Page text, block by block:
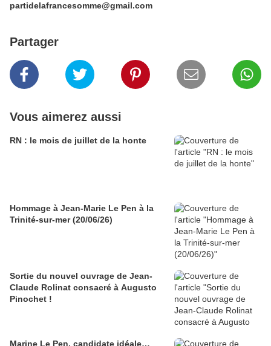
partidelafrancesomme@gmail.com
Partager
Vous aimerez aussi
RN : le mois de juillet de la honte
Hommage à Jean-Marie Le Pen à la
Trinité-sur-mer (20/06/26)
Sortie du nouvel ouvrage de Jean-
Claude Rolinat consacré à Augusto
Pinochet !
Marine Le Pen, candidate idéale…